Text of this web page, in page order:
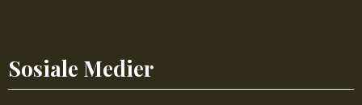
Sosiale Medier